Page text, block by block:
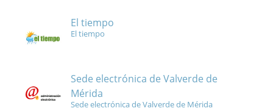
El tiempo
El tiempo
Sede electrónica de Valverde de
Mérida
Sede electrónica de Valverde de Mérida